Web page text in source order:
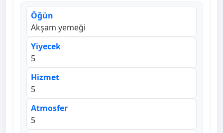
Öğün
Akşam yemeği
Yiyecek
5
Hizmet
5
Atmosfer
5